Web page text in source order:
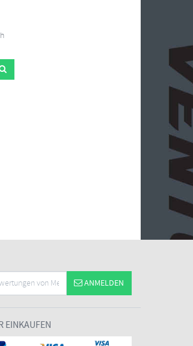
ANMELDEN
EINKAUFEN